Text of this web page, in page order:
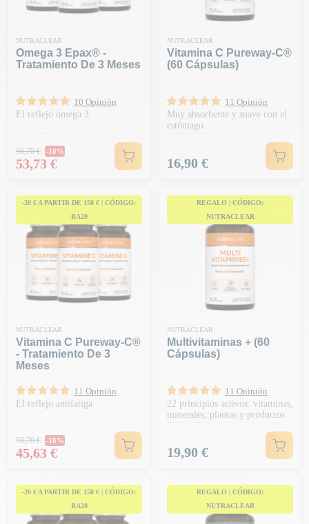
NUTRACLEAR
Omega 3 Epax® -
Tratamiento De 3 Meses
10 Opinión
El reflejo omega 3
Precio habitual
59,70 € -10%
Precio
53,73 €
NUTRACLEAR
Vitamina C Pureway-C®
(60 Cápsulas)
11 Opinión
Muy absorbente y suave con el
estómago
Precio
16,90 €
-20 € A PARTIR DE 150 € | CÓDIGO:
BA20
NUTRACLEAR
Vitamina C Pureway-C®
- Tratamiento De 3
Meses
11 Opinión
El reflejo antifatiga
Precio habitual
50,70 € -10%
Precio
45,63 €
REGALO | CÓDIGO:
NUTRACLEAR
NUTRACLEAR
Multivitaminas + (60
Cápsulas)
11 Opinión
22 principios activos: vitaminas,
minerales, plantas y productos
de la colmena
Precio
19,90 €
-20 € A PARTIR DE 150 € | CÓDIGO:
BA20
REGALO | CÓDIGO:
NUTRACLEAR